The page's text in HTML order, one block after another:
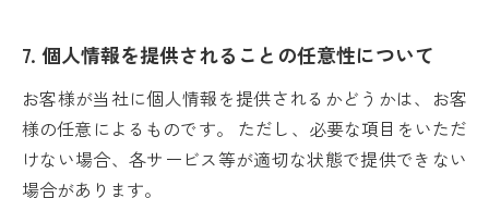
7. 個人情報を提供されることの任意性について
お客様が当社に個人情報を提供されるかどうかは、お客
様の任意によるものです。 ただし、必要な項目をいただ
けない場合、各サービス等が適切な状態で提供できない
場合があります。